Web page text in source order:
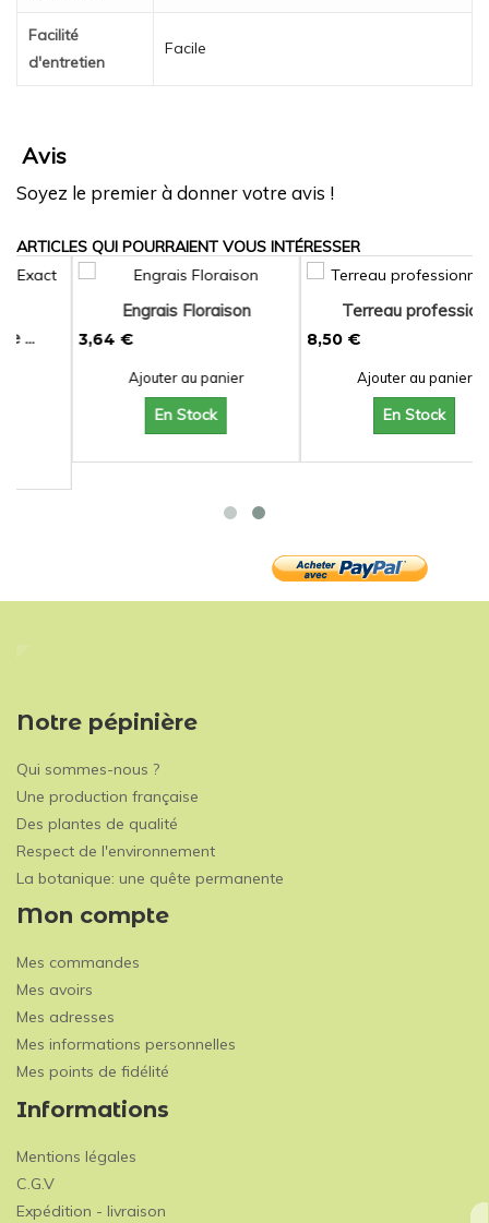
Facilité
d'entretien
Facile
Avis
Soyez le premier à donner votre avis !
ARTICLES QUI POURRAIENT VOUS INTÉRESSER
Engrais Floraison
3,64 €
Ajouter au panier
En Stock
Terreau professio...
Ajouter au panier
En Stock
Notre pépinière
Qui sommes-nous ?
Une production française
Des plantes de qualité
Respect de l'environnement
La botanique: une quête permanente
Mon compte
Mes commandes
Mes avoirs
Mes adresses
Mes informations personnelles
Mes points de fidélité
Informations
Mentions légales
C.G.V
Expédition - livraison